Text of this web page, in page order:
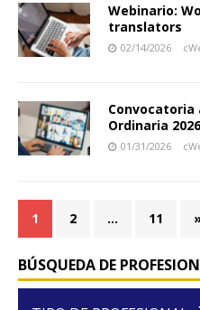
Webinario:
translators
02/14/2026
Convocatoria
Ordinaria
01/31/2026
1 2 … 11
BÚSQUEDA DE